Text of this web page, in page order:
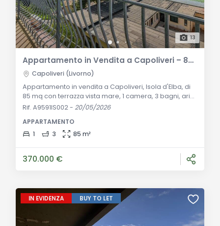
13
Appartamento in Vendita a Capoliveri – 85 mq con Terrazza Vista Mare
Capoliveri (Livorno)
Appartamento in vendita a Capoliveri, Isola d'Elba, di
85 mq con terrazza vista mare, 1 camera, 3 bagni, aria
condizionata, e finiture di pregio. A soli 10 minuti dalle
storico di Capoliveri, uno dei borghi più affascinanti
dell'Isola d'Elba, proponiamo in vendita un
Rif. A9591IS002-20/05/2026
APPARTAMENTO
1
3 85 m²
370.000 €
IN EVIDENZA BUY TO LET